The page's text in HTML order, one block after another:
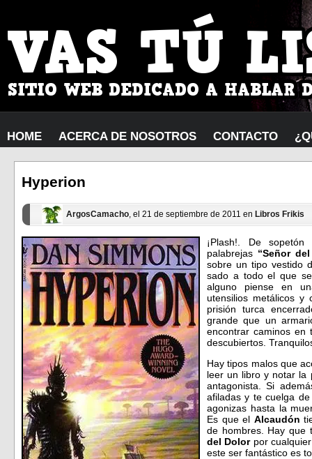
HOME ACERCA DE NOSOTROS CONTACTO
Hyperion
ArgosCamacho, el 21 de septiembre de 2011 en Libros Frikis
¡Plash!. De
palabrejas “Señor
sobre un tipo vestido
sado a todo el que
alguno piense en
utensilios metálicos
prisión turca
grande que un
encontrar caminos
descubiertos.
Hay tipos malos que
leer un libro y notar la
antagonista. Si
afiladas y te cuelga
agonizas hasta la
Es que el Alcaudón
de hombres. Hay
del Dolor por
este ser fantástico es